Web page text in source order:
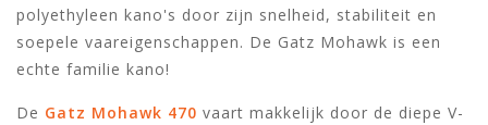
polyethyleen kano's door zijn snelheid, stabiliteit en
soepele vaareigenschappen. De Gatz Mohawk is een
echte familie kano!
De Gatz Mohawk 470 vaart makkelijk door de diepe V-